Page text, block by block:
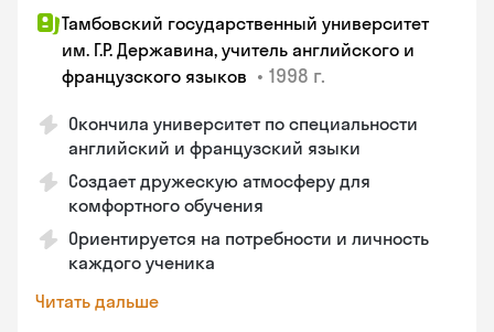
Тамбовский государственный университет
им. Г.Р. Державина, учитель английского и
французского языков • 1998 г.
Окончила университет по специальности
английский и французский языки
Создает дружескую атмосферу для
комфортного обучения
Ориентируется на потребности и личность
каждого ученика
Читать дальше